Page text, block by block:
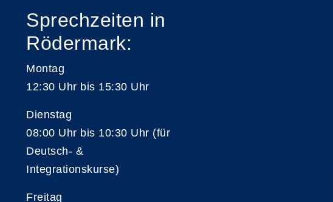
Sprechzeiten in
Rödermark:
Montag
12:30 Uhr bis 15:30 Uhr
Dienstag
08:00 Uhr bis 10:30 Uhr (für
Deutsch- &
Integrationskurse)
Freitag